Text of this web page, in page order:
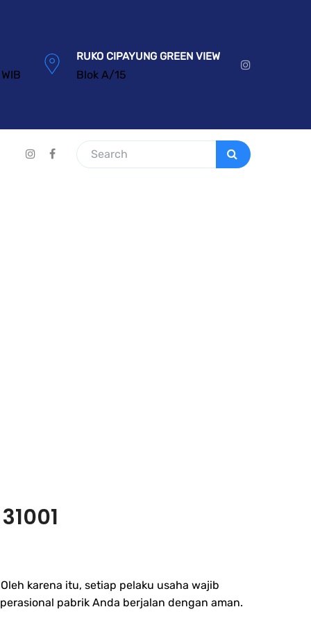
RUKO CIPAYUNG GREEN VIEW
Blok A/15
karena itu, setiap pelaku usaha wajib
pabrik Anda berjalan dengan aman.